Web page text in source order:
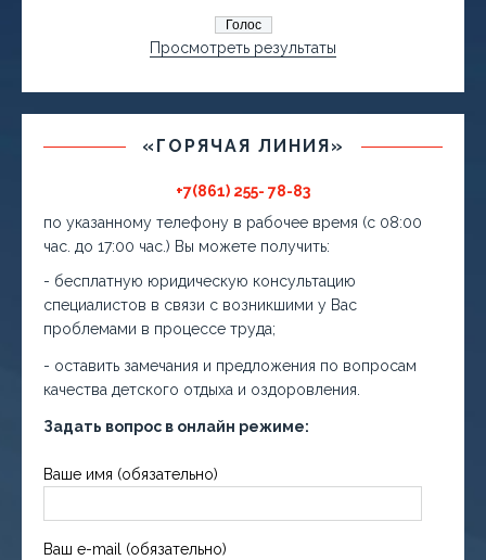
Просмотреть результаты
«ГОРЯЧАЯ ЛИНИЯ»
+7(861) 255- 78-83
по указанному телефону в рабочее время (с 08:00
час. до 17:00 час.) Вы можете получить:
- бесплатную юридическую консультацию
специалистов в связи с возникшими у Вас
проблемами в процессе труда;
- оставить замечания и предложения по вопросам
качества детского отдыха и оздоровления.
Задать вопрос в онлайн режиме:
Ваше имя (обязательно)
Ваш e-mail (обязательно)